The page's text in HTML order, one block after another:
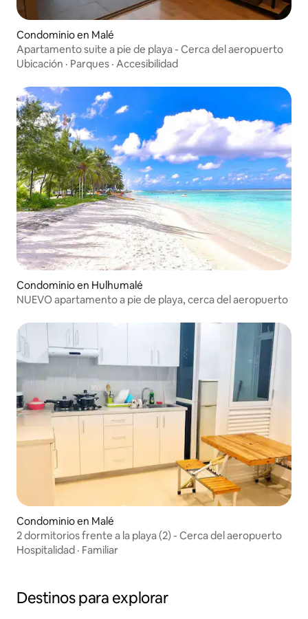
Condominio en Malé
Apartamento suite a pie de playa - Cerca del aeropuerto
Ubicación · Parques · Accesibilidad
Condominio en Hulhumalé
NUEVO apartamento a pie de playa, cerca del aeropuerto
Condominio en Malé
2 dormitorios frente a la playa (2) - Cerca del aeropuerto
Hospitalidad · Familiar
Destinos para explorar